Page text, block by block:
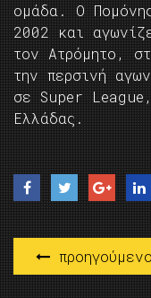
ομάδα. Ο
2002 και
τον Ατρόμητο,
την περσινή
σε Super
Ελλάδας.
προηγούμενο